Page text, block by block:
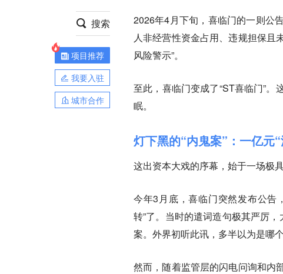
搜索
项目推荐
我要入驻
城市合作
2026年4月下旬，喜临门的一则公
人非经营性资金占用、违规担保且
风险警示”。
至此，喜临门变成了“ST喜临门”
眠。
灯下黑的“内鬼案”：一亿元
这出资本大戏的序幕，始于一场极具
今年3月底，喜临门突然发布公告
转”了。当时的遣词造句极其严厉
案。外界初听此讯，多半以为是哪
然而，随着监管层的闪电问询和内